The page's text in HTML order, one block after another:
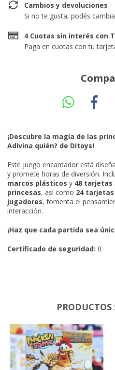
Cambios y devoluciones
Si no te gusta, podés
4 Cuotas sin interés con
Paga en cuotas con tu
¡Descubre la magia de las
Adivina quién? de Ditoys!
Este juego encantador está
y promete horas de diversión.
marcos plásticos y 48 tarjetas
princesas, así como 24
jugadores, fomenta el
interacción.
¡Haz que cada partida sea
Certificado de seguridad: 0.